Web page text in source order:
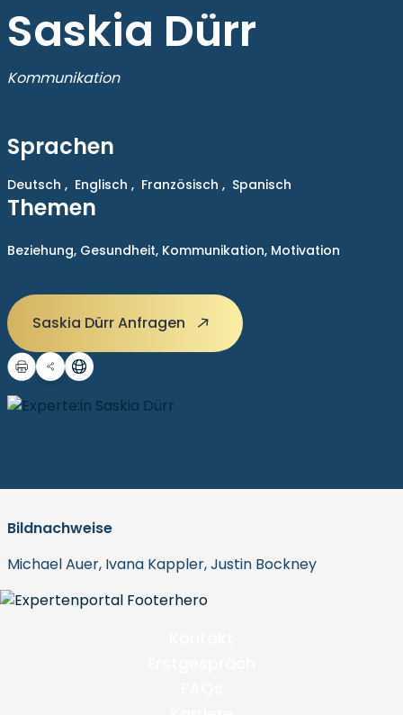
Saskia Dürr
Kommunikation
Sprachen
Deutsch , Englisch , Französisch , Spanisch
Themen
Beziehung, Gesundheit, Kommunikation, Motivation
Saskia Dürr Anfragen
Bildnachweise
Michael Auer, Ivana Kappler, Justin Bockney